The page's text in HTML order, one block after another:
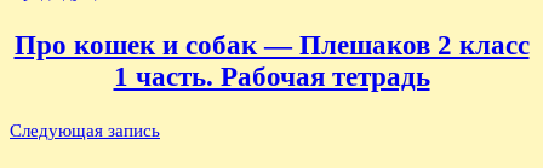
записям
Про кошек и собак — Плешаков 2 класс
1 часть. Рабочая тетрадь
Следующая запись